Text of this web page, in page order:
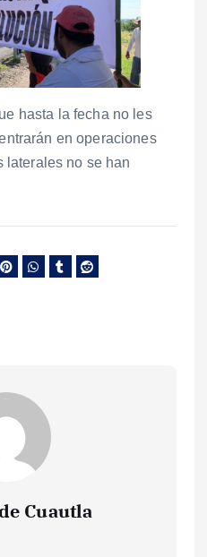
hasta la fecha no les
en operaciones
laterales no se han
Cuautla